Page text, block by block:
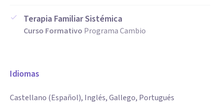
Terapia Familiar Sistémica
Curso Formativo Programa Cambio
Idiomas
Castellano (Español), Inglés, Gallego, Portugués